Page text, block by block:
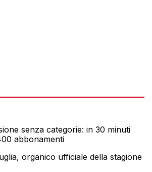
senza categorie: in 30 minuti
abbonamenti
organico ufficiale della stagione